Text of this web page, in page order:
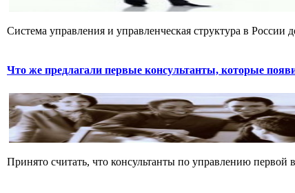
Система управления и управленческая структура в России
Что же предлагали первые консультанты, которые
Принято считать, что консультанты по управлению